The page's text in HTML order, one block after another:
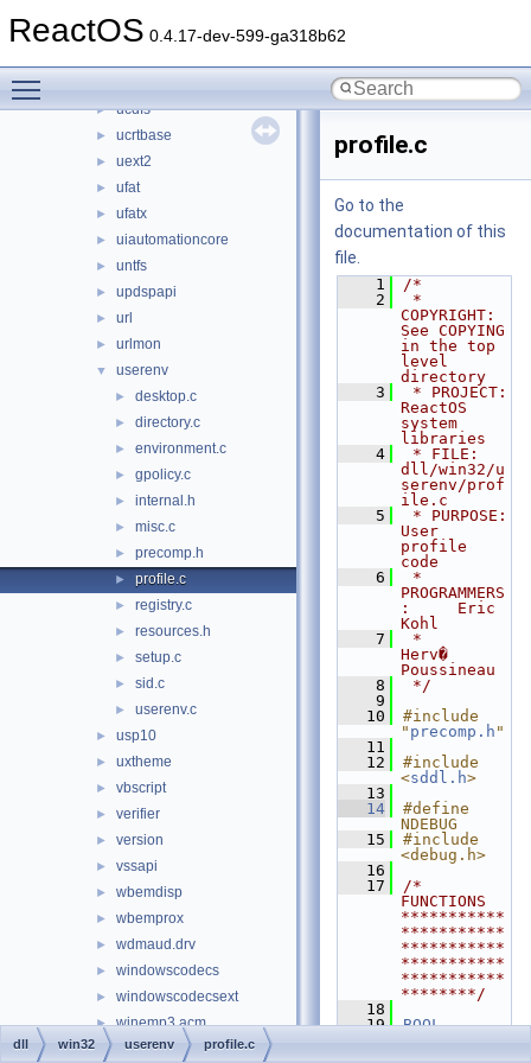
ReactOS 0.4.17-dev-599-ga318b62
► traffic
► ucdfs
► ucrtbase
► uext2
► ufat
► ufatx
► uiautomationcore
► untfs
► updspapi
► url
► urlmon
▼ userenv
► desktop.c
► directory.c
► environment.c
► gpolicy.c
► internal.h
► misc.c
► precomp.h
► profile.c
► registry.c
► resources.h
► setup.c
► sid.c
► userenv.c
► usp10
► uxtheme
► vbscript
► verifier
► version
► vssapi
► wbemdisp
► wbemprox
► wdmaud.drv
► windowscodecs
► windowscodecsext
► winemp3.acm
► winfax
profile.c
Go to the
documentation of this
file.
    1
/*
    2
*
COPYRIGHT:
See COPYING
in the top
level
directory
    3
* PROJECT:
ReactOS
system
libraries
    4
* FILE:
dll/win32/u
serenv/prof
ile.c
    5
* PURPOSE:
User
profile
code
    6
*
PROGRAMMERS
:     Eric
Kohl
    7
*
Herv�
Poussineau
    8
*/
    9
   10
#include
" precomp.h "
   11
   12
#include
<sddl.h>
   13
   14
#define
NDEBUG
   15
#include
<debug.h>
   16
   17
/*
FUNCTIONS
***********
***********
***********
***********
***********
********/
   18
   19
BOOL
dll win32 userenv profile.c